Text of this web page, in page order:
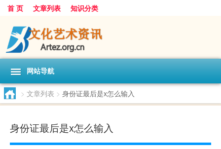
首 页 文章列表 知识分类
网站导航
> 文章列表 > 身份证最后是x怎么输入
身份证最后是x怎么输入